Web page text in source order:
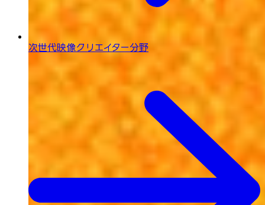
次世代映像クリエイター分野